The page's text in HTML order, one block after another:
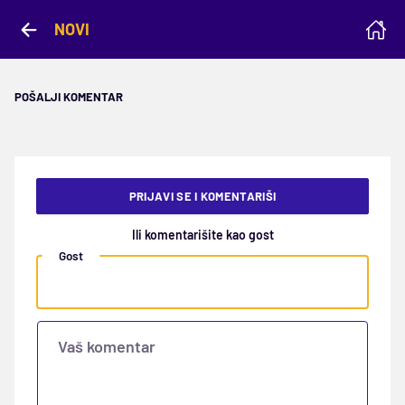
NOVI
POŠALJI KOMENTAR
PRIJAVI SE I KOMENTARIŠI
Ili komentarišite kao gost
Gost
Vaš komentar